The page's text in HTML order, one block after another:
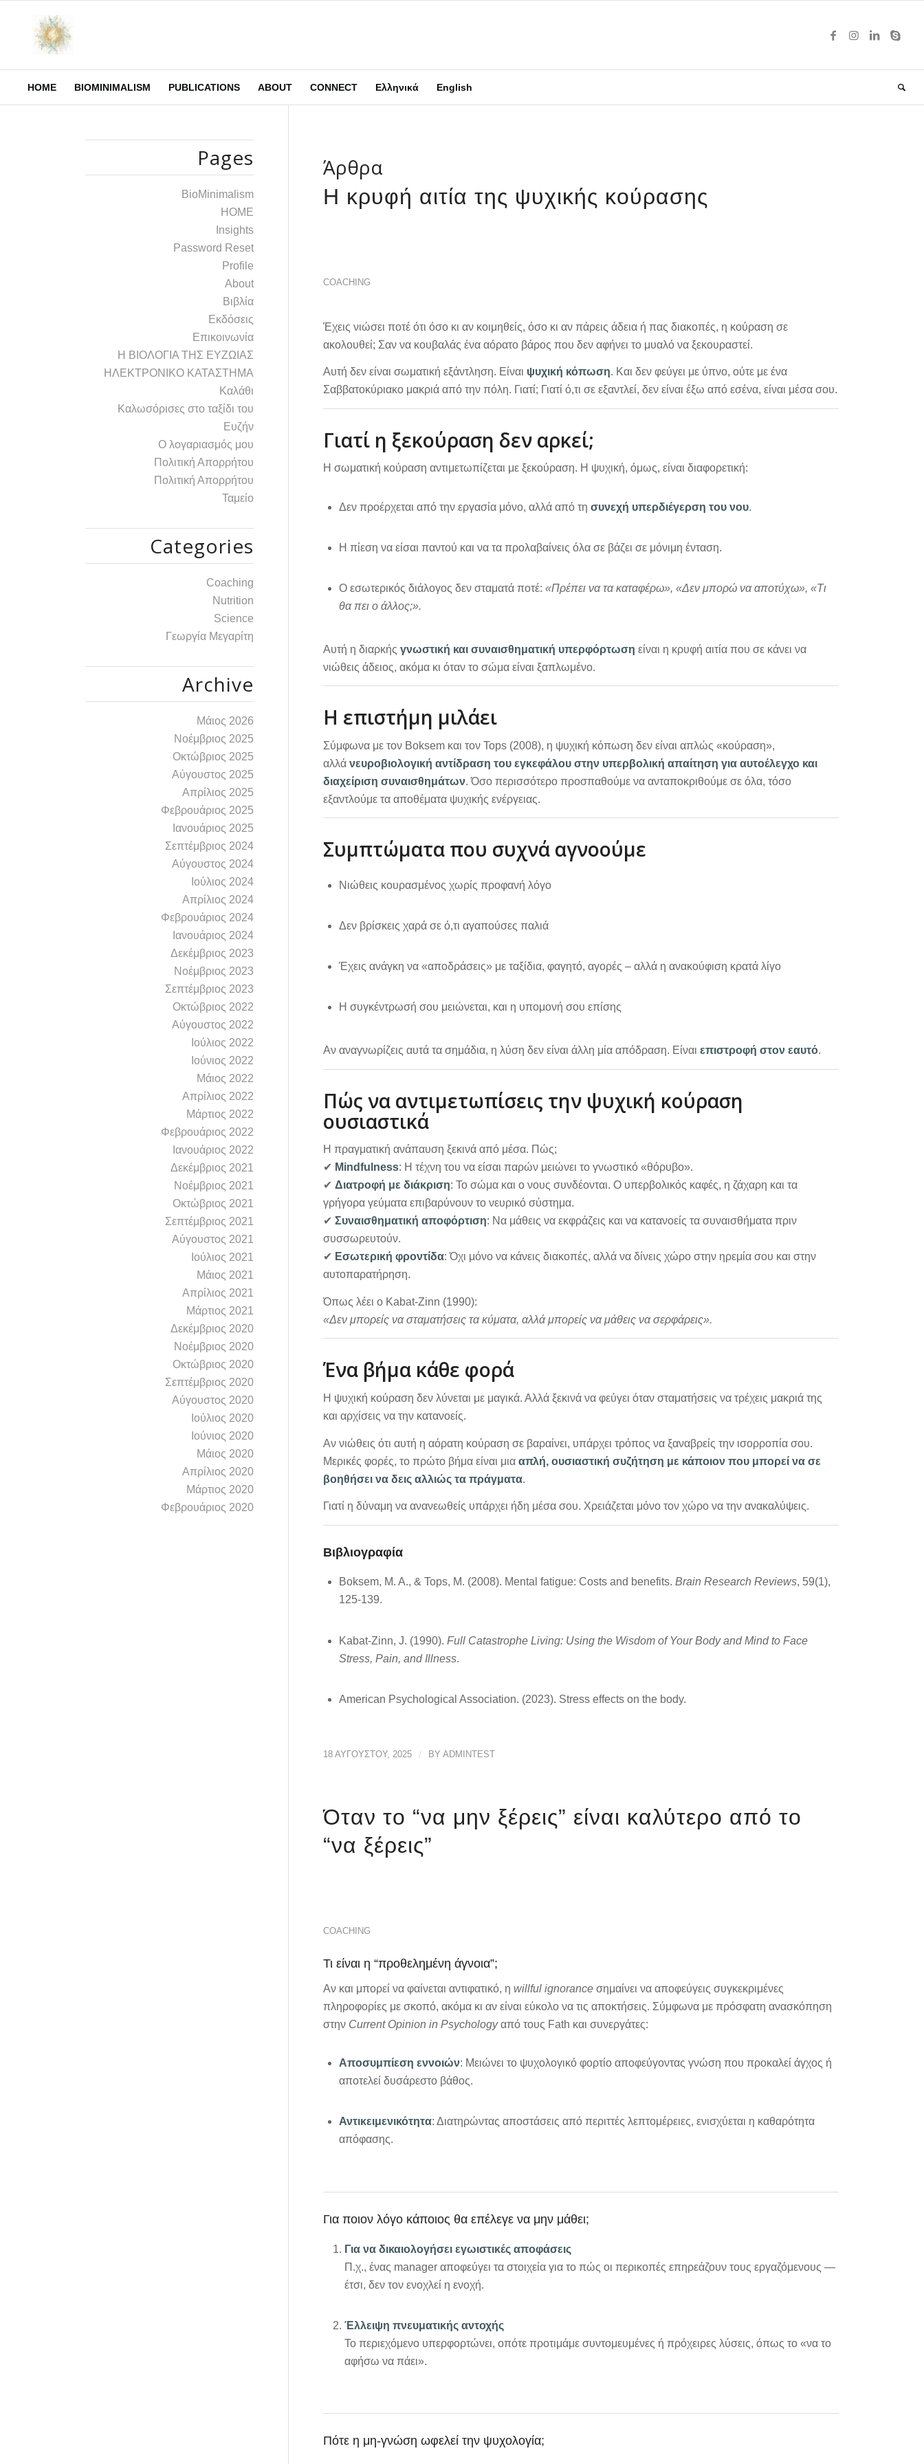
HOME BIOMINIMALISM PUBLICATIONS ABOUT CONNECT Ελληνικά English
Άρθρα
Η κρυφή αιτία της ψυχικής κούρασης
COACHING
Έχεις νιώσει ποτέ ότι όσο κι αν κοιμηθείς, όσο κι αν πάρεις άδεια ή πας διακοπές, η κούραση σε
ακολουθεί; Σαν να κουβαλάς ένα αόρατο βάρος που δεν αφήνει το μυαλό να ξεκουραστεί.
Αυτή δεν είναι σωματική εξάντληση. Είναι ψυχική κόπωση. Και δεν φεύγει με ύπνο, ούτε με ένα
Σαββατοκύριακο μακριά από την πόλη. Γιατί; Γιατί ό,τι σε εξαντλεί, δεν είναι έξω από εσένα, είναι μέσα σου.
Γιατί η ξεκούραση δεν αρκεί;
Η σωματική κούραση αντιμετωπίζεται με ξεκούραση. Η ψυχική, όμως, είναι διαφορετική:
Δεν προέρχεται από την εργασία μόνο, αλλά από τη συνεχή υπερδιέγερση του νου.
Η πίεση να είσαι παντού και να τα προλαβαίνεις όλα σε βάζει σε μόνιμη ένταση.
Ο εσωτερικός διάλογος δεν σταματά ποτέ: «Πρέπει να τα καταφέρω», «Δεν μπορώ να αποτύχω», «Τι
θα πει ο άλλος;».
Αυτή η διαρκής γνωστική και συναισθηματική υπερφόρτωση είναι η κρυφή αιτία που σε κάνει να
νιώθεις άδειος, ακόμα κι όταν το σώμα είναι ξαπλωμένο.
Η επιστήμη μιλάει
Σύμφωνα με τον Boksem και τον Tops (2008), η ψυχική κόπωση δεν είναι απλώς «κούραση»,
αλλά νευροβιολογική αντίδραση του εγκεφάλου στην υπερβολική απαίτηση για αυτοέλεγχο και
διαχείριση συναισθημάτων. Όσο περισσότερο προσπαθούμε να ανταποκριθούμε σε όλα, τόσο
εξαντλούμε τα αποθέματα ψυχικής ενέργειας.
Συμπτώματα που συχνά αγνοούμε
Νιώθεις κουρασμένος χωρίς προφανή λόγο
Δεν βρίσκεις χαρά σε ό,τι αγαπούσες παλιά
Έχεις ανάγκη να «αποδράσεις» με ταξίδια, φαγητό, αγορές – αλλά η ανακούφιση κρατά λίγο
Η συγκέντρωσή σου μειώνεται, και η υπομονή σου επίσης
Αν αναγνωρίζεις αυτά τα σημάδια, η λύση δεν είναι άλλη μία απόδραση. Είναι επιστροφή στον εαυτό.
Πώς να αντιμετωπίσεις την ψυχική κούραση
ουσιαστικά
Η πραγματική ανάπαυση ξεκινά από μέσα. Πώς;
✔ Mindfulness: Η τέχνη του να είσαι παρών μειώνει το γνωστικό «θόρυβο».
✔ Διατροφή με διάκριση: Το σώμα και ο νους συνδέονται. Ο υπερβολικός καφές, η ζάχαρη και τα
γρήγορα γεύματα επιβαρύνουν το νευρικό σύστημα.
✔ Συναισθηματική αποφόρτιση: Να μάθεις να εκφράζεις και να κατανοείς τα συναισθήματα πριν
συσσωρευτούν.
✔ Εσωτερική φροντίδα: Όχι μόνο να κάνεις διακοπές, αλλά να δίνεις χώρο στην ηρεμία σου και στην
αυτοπαρατήρηση.
Όπως λέει ο Kabat-Zinn (1990):
«Δεν μπορείς να σταματήσεις τα κύματα, αλλά μπορείς να μάθεις να σερφάρεις».
Ένα βήμα κάθε φορά
Η ψυχική κούραση δεν λύνεται με μαγικά. Αλλά ξεκινά να φεύγει όταν σταματήσεις να τρέχεις μακριά της
και αρχίσεις να την κατανοείς.
Αν νιώθεις ότι αυτή η αόρατη κούραση σε βαραίνει, υπάρχει τρόπος να ξαναβρείς την ισορροπία σου.
Μερικές φορές, το πρώτο βήμα είναι μια απλή, ουσιαστική συζήτηση με κάποιον που μπορεί να σε
βοηθήσει να δεις αλλιώς τα πράγματα.
Γιατί η δύναμη να ανανεωθείς υπάρχει ήδη μέσα σου. Χρειάζεται μόνο τον χώρο να την ανακαλύψεις.
Βιβλιογραφία
Boksem, M. A., & Tops, M. (2008). Mental fatigue: Costs and benefits. Brain Research Reviews, 59(1),
125-139.
Kabat-Zinn, J. (1990). Full Catastrophe Living: Using the Wisdom of Your Body and Mind to Face
Stress, Pain, and Illness.
American Psychological Association. (2023). Stress effects on the body.
18 ΑΥΓΟΎΣΤΟΥ, 2025 / BY ADMINTEST
Όταν το “να μην ξέρεις” είναι καλύτερο από το
“να ξέρεις”
COACHING
Τι είναι η “προθελημένη άγνοια”;
Αν και μπορεί να φαίνεται αντιφατικό, η willful ignoranceσημαίνει να αποφεύγεις συγκεκριμένες
πληροφορίες με σκοπό, ακόμα κι αν είναι εύκολο να τις αποκτήσεις. Σύμφωνα με πρόσφατη ανασκόπηση
στην Current Opinion in Psychologyαπό τους Fath και συνεργάτες:
Αποσυμπίεση εννοιών: Μειώνει το ψυχολογικό φορτίο αποφεύγοντας γνώση που προκαλεί άγχος ή
αποτελεί δυσάρεστο βάθος.
Αντικειμενικότητα: Διατηρώντας αποστάσεις από περιττές λεπτομέρειες, ενισχύεται η καθαρότητα
απόφασης.
Για ποιον λόγο κάποιος θα επέλεγε να μην μάθει;
Για να δικαιολογήσει εγωιστικές αποφάσεις
Π.χ., ένας manager αποφεύγει τα στοιχεία για το πώς οι περικοπές επηρεάζουν τους εργαζόμενους —
έτσι, δεν τον ενοχλεί η ενοχή.
Έλλειψη πνευματικής αντοχής
Το περιεχόμενο υπερφορτώνει, οπότε προτιμάμε συντομευμένες ή πρόχειρες λύσεις, όπως το «να το
αφήσω να πάει».
Πότε η μη-γνώση ωφελεί την ψυχολογία;
Pages
BioMinimalism
HOME
Insights
Password Reset
Profile
Αbout
Βιβλία
Εκδόσεις
Επικοινωνία
Η ΒΙΟΛΟΓΙΑ ΤΗΣ ΕΥΖΩΙΑΣ
ΗΛΕΚΤΡΟΝΙΚΟ ΚΑΤΑΣΤΗΜΑ
Καλάθι
Καλωσόρισες στο ταξίδι του
Ευζήν
Ο λογαριασμός μου
Πολιτική Απορρήτου
Πολιτική Απορρήτου
Ταμείο
Categories
Coaching
Nutrition
Science
Γεωργία Μεγαρίτη
Archive
Μάιος 2026
Νοέμβριος 2025
Οκτώβριος 2025
Αύγουστος 2025
Απρίλιος 2025
Φεβρουάριος 2025
Ιανουάριος 2025
Σεπτέμβριος 2024
Αύγουστος 2024
Ιούλιος 2024
Απρίλιος 2024
Φεβρουάριος 2024
Ιανουάριος 2024
Δεκέμβριος 2023
Νοέμβριος 2023
Σεπτέμβριος 2023
Οκτώβριος 2022
Αύγουστος 2022
Ιούλιος 2022
Ιούνιος 2022
Μάιος 2022
Απρίλιος 2022
Μάρτιος 2022
Φεβρουάριος 2022
Ιανουάριος 2022
Δεκέμβριος 2021
Νοέμβριος 2021
Οκτώβριος 2021
Σεπτέμβριος 2021
Αύγουστος 2021
Ιούλιος 2021
Μάιος 2021
Απρίλιος 2021
Μάρτιος 2021
Δεκέμβριος 2020
Νοέμβριος 2020
Οκτώβριος 2020
Σεπτέμβριος 2020
Αύγουστος 2020
Ιούλιος 2020
Ιούνιος 2020
Μάιος 2020
Απρίλιος 2020
Μάρτιος 2020
Φεβρουάριος 2020